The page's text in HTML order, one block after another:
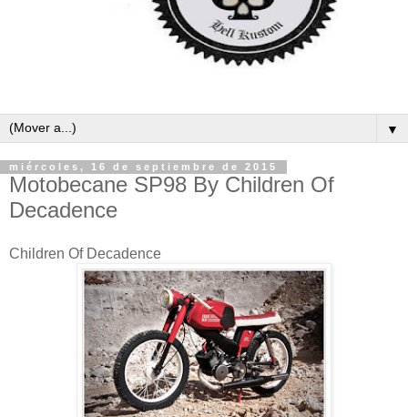
▼
miércoles, 16 de septiembre de 2015
Motobecane SP98 By Children Of
Decadence
Children Of Decadence